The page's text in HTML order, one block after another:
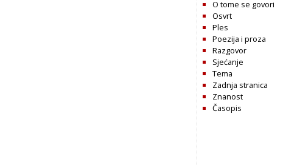
O tome se govori
Osvrt
Ples
Poezija i proza
Razgovor
Sjećanje
Tema
Zadnja stranica
Znanost
Časopis